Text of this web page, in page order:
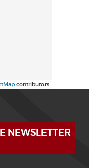
contributors
NEWSLETTER